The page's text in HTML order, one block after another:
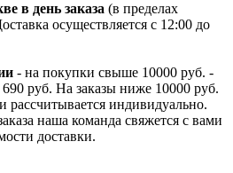
в день заказа (в пределах
осуществляется с 12:00 до
- на покупки свыше 10000 руб. -
690 руб. На заказы ниже 10000 руб.
рассчитывается индивидуально.
наша команда свяжется с вами
доставки.